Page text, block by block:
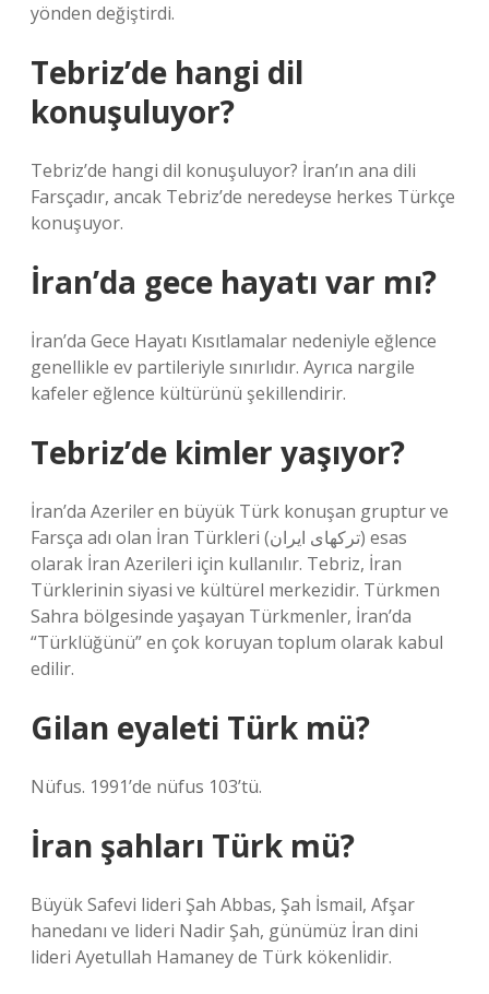
yönden değiştirdi.
Tebriz’de hangi dil
konuşuluyor?
Tebriz’de hangi dil konuşuluyor? İran’ın ana dili
Farsçadır, ancak Tebriz’de neredeyse herkes Türkçe
konuşuyor.
İran’da gece hayatı var mı?
İran’da Gece Hayatı Kısıtlamalar nedeniyle eğlence
genellikle ev partileriyle sınırlıdır. Ayrıca nargile
kafeler eğlence kültürünü şekillendirir.
Tebriz’de kimler yaşıyor?
İran’da Azeriler en büyük Türk konuşan gruptur ve
Farsça adı olan İran Türkleri (ترکهای ایران) esas
olarak İran Azerileri için kullanılır. Tebriz, İran
Türklerinin siyasi ve kültürel merkezidir. Türkmen
Sahra bölgesinde yaşayan Türkmenler, İran’da
“Türklüğünü” en çok koruyan toplum olarak kabul
edilir.
Gilan eyaleti Türk mü?
Nüfus. 1991’de nüfus 103’tü.
İran şahları Türk mü?
Büyük Safevi lideri Şah Abbas, Şah İsmail, Afşar
hanedanı ve lideri Nadir Şah, günümüz İran dini
lideri Ayetullah Hamaney de Türk kökenlidir.